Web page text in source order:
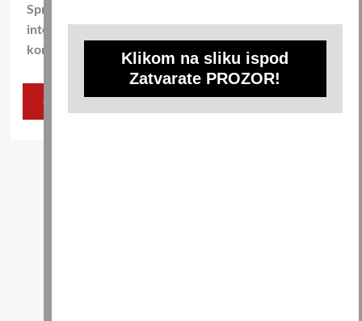
Spremi moje ime, e-poštu i web-stranicu u ovom
internet pregledniku za sljedeći put kada budem
komentirao.
Klikom na sliku ispod
Zatvarate PROZOR!